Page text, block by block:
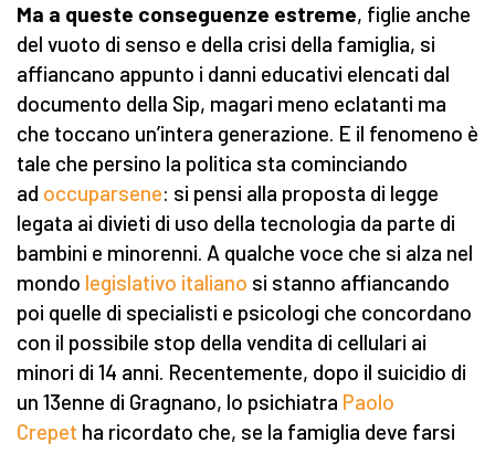
Ma a queste conseguenze estreme, figlie anche
del vuoto di senso e della crisi della famiglia, si
affiancano appunto i danni educativi elencati dal
documento della Sip, magari meno eclatanti ma
che toccano un’intera generazione. E il fenomeno è
tale che persino la politica sta cominciando
ad occuparsene: si pensi alla proposta di legge
legata ai divieti di uso della tecnologia da parte di
bambini e minorenni. A qualche voce che si alza nel
mondo legislativo italiano si stanno affiancando
poi quelle di specialisti e psicologi che concordano
con il possibile stop della vendita di cellulari ai
minori di 14 anni. Recentemente, dopo il suicidio di
un 13enne di Gragnano, lo psichiatra Paolo
Crepet ha ricordato che, se la famiglia deve farsi